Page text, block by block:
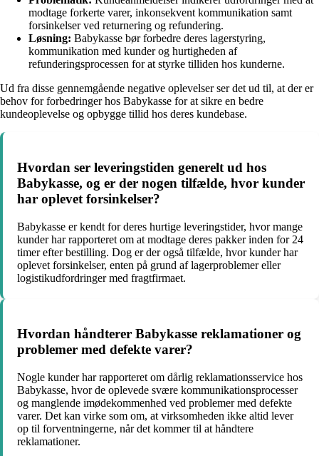
modtage forkerte varer, inkonsekvent kommunikation samt
forsinkelser ved returnering og refundering.
Løsning: Babykasse bør forbedre deres lagerstyring,
kommunikation med kunder og hurtigheden af
refunderingsprocessen for at styrke tilliden hos kunderne.
Ud fra disse gennemgående negative oplevelser ser det ud til, at der er
behov for forbedringer hos Babykasse for at sikre en bedre
kundeoplevelse og opbygge tillid hos deres kundebase.
Hvordan ser leveringstiden generelt ud hos
Babykasse, og er der nogen tilfælde, hvor kunder
har oplevet forsinkelser?
Babykasse er kendt for deres hurtige leveringstider, hvor mange
kunder har rapporteret om at modtage deres pakker inden for 24
timer efter bestilling. Dog er der også tilfælde, hvor kunder har
oplevet forsinkelser, enten på grund af lagerproblemer eller
logistikudfordringer med fragtfirmaet.
Hvordan håndterer Babykasse reklamationer og
problemer med defekte varer?
Nogle kunder har rapporteret om dårlig reklamationsservice hos
Babykasse, hvor de oplevede svære kommunikationsprocesser
og manglende imødekommenhed ved problemer med defekte
varer. Det kan virke som om, at virksomheden ikke altid lever
op til forventningerne, når det kommer til at håndtere
reklamationer.